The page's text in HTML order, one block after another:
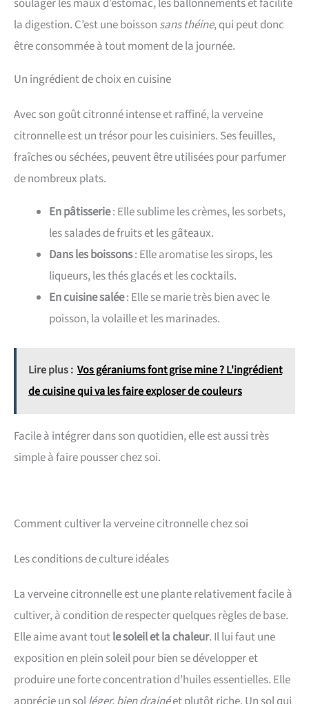
soulager les maux d’estomac, les ballonnements et facilite
la digestion. C’est une boisson sans théine, qui peut donc
être consommée à tout moment de la journée.
Un ingrédient de choix en cuisine
Avec son goût citronné intense et raffiné, la verveine
citronnelle est un trésor pour les cuisiniers. Ses feuilles,
fraîches ou séchées, peuvent être utilisées pour parfumer
de nombreux plats.
En pâtisserie: Elle sublime les crèmes, les sorbets,
les salades de fruits et les gâteaux.
Dans les boissons: Elle aromatise les sirops, les
liqueurs, les thés glacés et les cocktails.
En cuisine salée: Elle se marie très bien avec le
poisson, la volaille et les marinades.
Lire plus : Vos géraniums font grise mine ? L'ingrédient
de cuisine qui va les faire exploser de couleurs
Facile à intégrer dans son quotidien, elle est aussi très
simple à faire pousser chez soi.
Comment cultiver la verveine citronnelle chez soi
Les conditions de culture idéales
La verveine citronnelle est une plante relativement facile à
cultiver, à condition de respecter quelques règles de base.
Elle aime avant toutle soleil et la chaleur. Il lui faut une
exposition en plein soleil pour bien se développer et
produire une forte concentration d’huiles essentielles. Elle